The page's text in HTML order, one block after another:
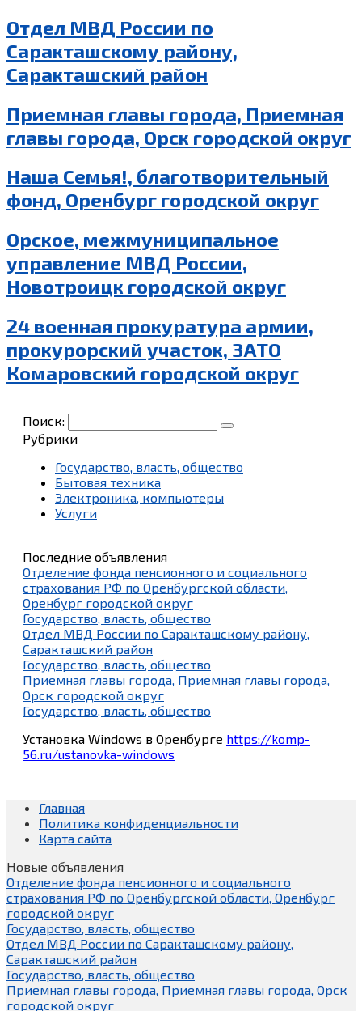
Отдел МВД России по
Саракташскому району,
Саракташский район
Приемная главы города, Приемная
главы города, Орск городской округ
Наша Семья!, благотворительный
фонд, Оренбург городской округ
Орское, межмуниципальное
управление МВД России,
Новотроицк городской округ
24 военная прокуратура армии,
прокурорский участок, ЗАТО
Комаровский городской округ
Поиск:
Рубрики
Государство, власть, общество
Бытовая техника
Электроника, компьютеры
Услуги
Последние объявления
Отделение фонда пенсионного и социального
страхования РФ по Оренбургской области,
Оренбург городской округ
Государство, власть, общество
Отдел МВД России по Саракташскому району,
Саракташский район
Государство, власть, общество
Приемная главы города, Приемная главы города,
Орск городской округ
Государство, власть, общество
Установка Windows в Оренбурге https://komp-
56.ru/ustanovka-windows
Главная
Политика конфиденциальности
Карта сайта
Новые объявления
Отделение фонда пенсионного и социального
страхования РФ по Оренбургской области, Оренбург
городской округ
Государство, власть, общество
Отдел МВД России по Саракташскому району,
Саракташский район
Государство, власть, общество
Приемная главы города, Приемная главы города, Орск
городской округ